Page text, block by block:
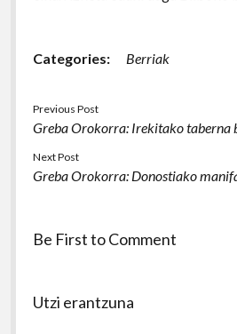
Categories: Berriak
Previous Post
Greba Orokorra: Irekitako taberna
Next Post
Greba Orokorra: Donostiako
Be First to Comment
Utzi erantzuna